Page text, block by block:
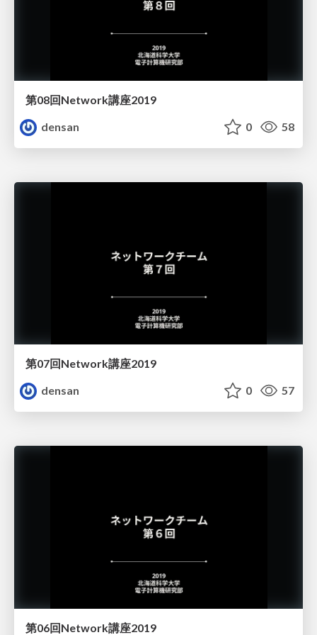
第08回Network講座2019
densan
0 58
第07回Network講座2019
densan
0 57
第06回Network講座2019